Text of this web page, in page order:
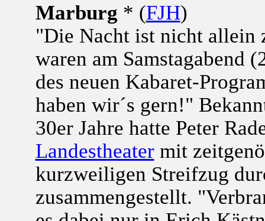
Marburg * (FJH)
"Die Nacht ist nicht allein
waren am Samstagabend
des neuen Kabaret-
haben wir´s gern!"
30er Jahre hatte Peter
Landestheatermit
kurzweiligen Streifzug
zusammengestellt.